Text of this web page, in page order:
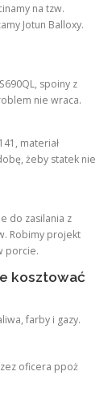
na tzw.
Jotun Balloxy.
spoiny z
nie wraca.
materiał
żeby statek nie
do zasilania z
Robimy projekt
porcie.
kosztować
farby i gazy.
oficera ppoż